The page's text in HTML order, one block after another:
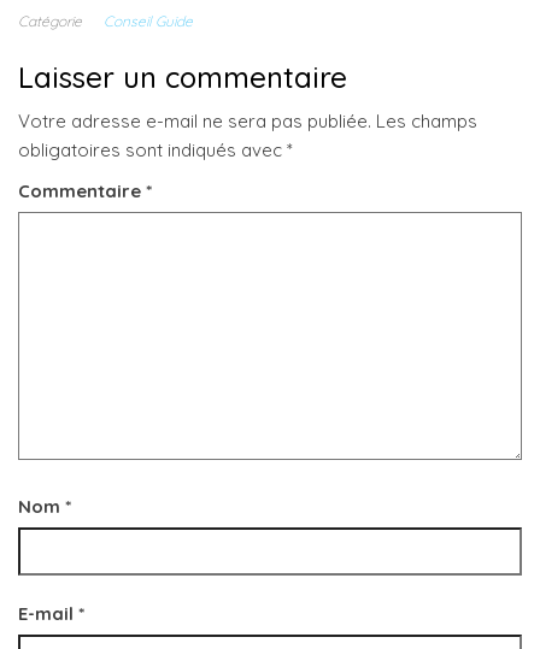
Catégorie Conseil Guide
Laisser un commentaire
Votre adresse e-mail ne sera pas publiée. Les champs
obligatoires sont indiqués avec *
Commentaire *
Nom *
E-mail *